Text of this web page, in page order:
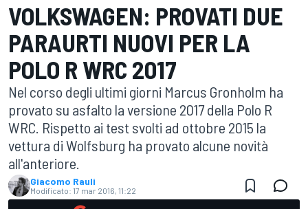
VOLKSWAGEN: PROVATI DUE
PARAURTI NUOVI PER LA
POLO R WRC 2017
Nel corso degli ultimi giorni Marcus Gronholm ha
provato su asfalto la versione 2017 della Polo R
WRC. Rispetto ai test svolti ad ottobre 2015 la
vettura di Wolfsburg ha provato alcune novità
all'anteriore.
Giacomo Rauli
Modificato: 17 mar 2016, 11:22